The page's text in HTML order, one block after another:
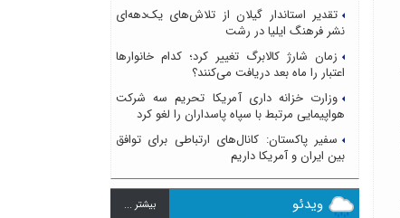
تقدیر استاندار گیلان از تلاش‌های یک‌دهه‌ای
نشر فرهنگ ایلیا در رشت
زمان شارژ کالابرگ تغییر کرد؛ کدام خانوارها
اعتبار را ماه بعد دریافت می‌کنند؟
وزارت خزانه داری آمریکا تحریم سه شرکت
هواپیمایی مرتبط با سپاه پاسداران را لغو کرد
سفیر پاکستان: کانال‌های ارتباطی برای توافق
بین ایران و آمریکا داریم
ویدئو بيشتر ...